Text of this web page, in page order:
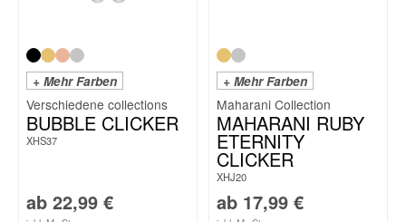
+ Mehr Farben
BUBBLE CLICKER
XHS37
ab 22,99 €
+ Mehr Farben
Maharani Collection
MAHARANI RUBY
ETERNITY
CLICKER
XHJ20
ab 17,99 €